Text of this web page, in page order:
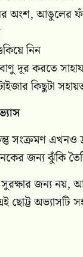
অংশ, আঙুলের
নিন
দূর করতে
কিছুটা
সংক্রমণ
জন্য ঝুঁকি
জন্য নয়,
অভ্যাসটি